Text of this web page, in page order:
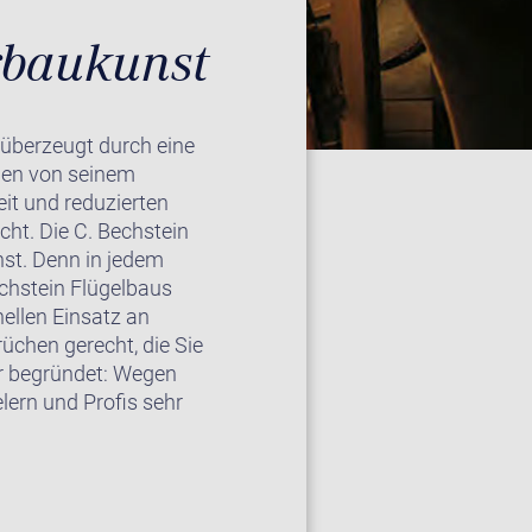
durch eine
von seinem
und reduzierten
Die C. Bechstein
Denn in jedem
Flügelbaus
Einsatz an
gerecht, die Sie
Wegen
und Profis sehr